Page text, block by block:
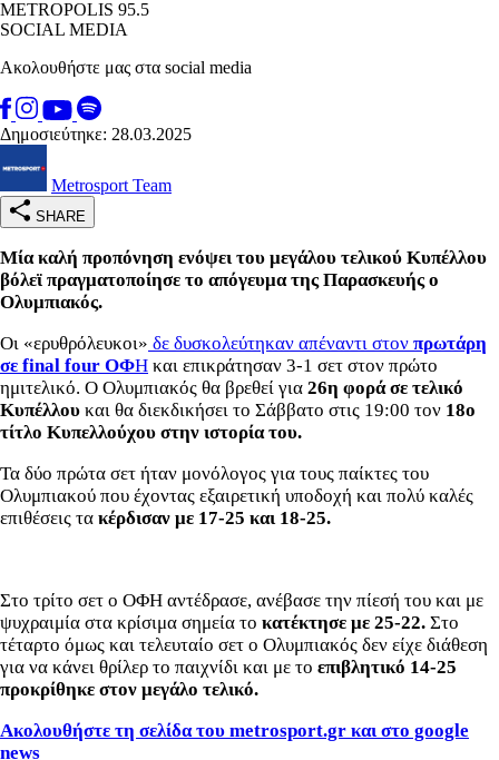
METROPOLIS 95.5
SOCIAL MEDIA
Ακολουθήστε μας στα social media
Δημοσιεύτηκε: 28.03.2025
Metrosport Team
SHARE
Μία καλή προπόνηση ενόψει του μεγάλου τελικού Κυπέλλου
βόλεϊ πραγματοποίησε το απόγευμα της Παρασκευής ο
Ολυμπιακός.
Οι «ερυθρόλευκοι» δε δυσκολεύτηκαν απέναντι στον πρωτάρη
σε final four ΟΦΗ και επικράτησαν 3-1 σετ στον πρώτο
ημιτελικό. Ο Ολυμπιακός θα βρεθεί για 26η φορά σε τελικό
Κυπέλλου και θα διεκδικήσει το Σάββατο στις 19:00 τον 18ο
τίτλο Κυπελλούχου στην ιστορία του.
Τα δύο πρώτα σετ ήταν μονόλογος για τους παίκτες του
Ολυμπιακού που έχοντας εξαιρετική υποδοχή και πολύ καλές
επιθέσεις τα κέρδισαν με 17-25 και 18-25.
Στο τρίτο σετ ο ΟΦΗ αντέδρασε, ανέβασε την πίεσή του και με
ψυχραιμία στα κρίσιμα σημεία το κατέκτησε με 25-22. Στο
τέταρτο όμως και τελευταίο σετ ο Ολυμπιακός δεν είχε διάθεση
για να κάνει θρίλερ το παιχνίδι και με το επιβλητικό 14-25
προκρίθηκε στον μεγάλο τελικό.
Ακολουθήστε τη σελίδα του metrosport.gr και στο google
news